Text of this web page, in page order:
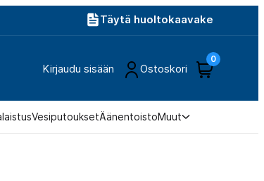
Täytä huoltokaavake
Kirjaudu sisään Ostoskori
0
VesiputouksetÄänentoistoMuut